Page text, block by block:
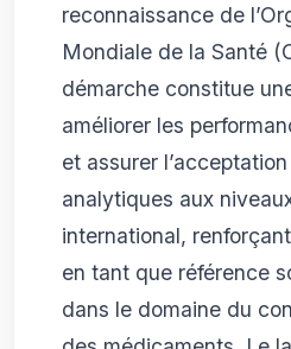
reconnaissance de
Mondiale de la Santé
démarche constitue
améliorer les
et assurer
analytiques aux
international,
en tant que référence
dans le domaine du